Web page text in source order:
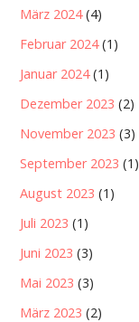
März 2024(4)
Februar 2024(1)
Januar 2024(1)
Dezember 2023 (2)
November 2023 (3)
September 2023 (1)
August 2023 (1)
Juli 2023 (1)
Juni 2023 (3)
Mai 2023 (3)
März 2023 (2)